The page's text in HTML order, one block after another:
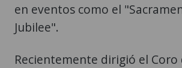
en eventos como el
Jubilee".
Recientemente dirigió el Coro